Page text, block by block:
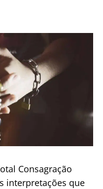
Consagração
interpretações que